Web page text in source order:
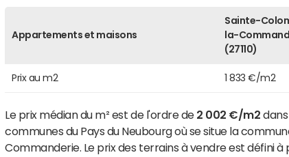
Appartements et maisons
Sainte-
la-
(27110)
Prix au m2 1 833 €/m2
Le prix médian du m² est de l'ordre de 2 002 €/m2
communes du Pays du Neubourg où se situe la
Commanderie. Le prix des terrains à vendre est défini